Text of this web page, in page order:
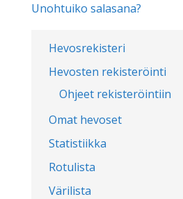
Hevosrekisteri
Hevosten rekisteröinti
Ohjeet rekisteröintiin
Omat hevoset
Statistiikka
Rotulista
Värilista
Unohtuiko salasana?